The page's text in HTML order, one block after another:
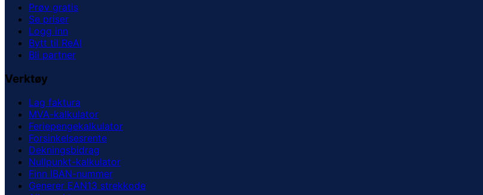
Prøv gratis
Se priser
Logg inn
Bytt til ReAI
Bli partner
Verktøy
Lag faktura
MVA-kalkulator
Feriepengekalkulator
Forsinkelsesrente
Dekningsbidrag
Nullpunkt-kalkulator
Finn IBAN-nummer
Generer EAN13 strekkode